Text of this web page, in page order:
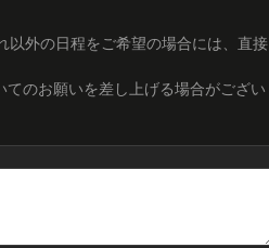
以外の日程をご希望の場合には、直接
のお願いを差し上げる場合がござい